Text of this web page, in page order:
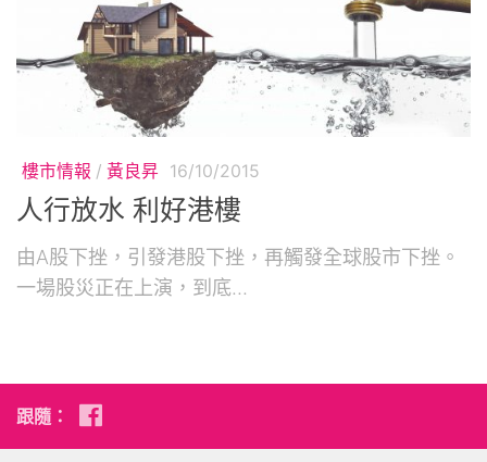
樓市情報 / 黃良昇 16/10/2015
人行放水 利好港樓
由A股下挫，引發港股下挫，再觸發全球股市下挫。
一場股災正在上演，到底...
跟隨：